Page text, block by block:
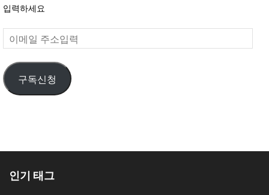
입력하세요
이
메
일
주
소
구독신청
인기 태그